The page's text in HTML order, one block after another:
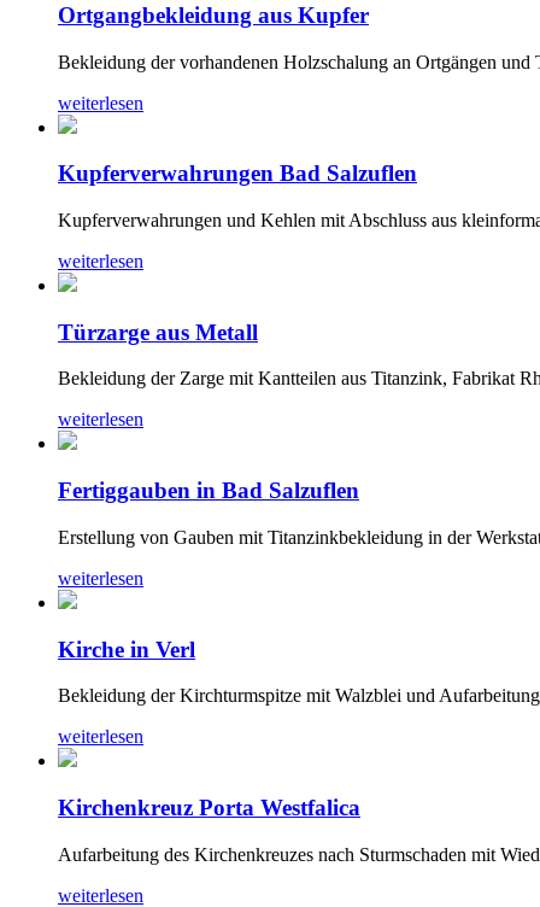
Ortgangbekleidung aus Kupfer
Bekleidung der vorhandenen Holzschalung an Ortgängen
weiterlesen
Kupferverwahrungen Bad Salzuflen
Kupferverwahrungen und Kehlen mit Abschluss aus
weiterlesen
Türzarge aus Metall
Bekleidung der Zarge mit Kantteilen aus Titanzink, Fabrikat
weiterlesen
Fertiggauben in Bad Salzuflen
Erstellung von Gauben mit Titanzinkbekleidung in der
weiterlesen
Kirche in Verl
Bekleidung der Kirchturmspitze mit Walzblei und
weiterlesen
Kirchenkreuz Porta Westfalica
Aufarbeitung des Kirchenkreuzes nach Sturmschaden mit
weiterlesen